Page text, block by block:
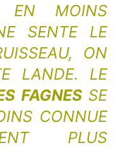
EN MOINS
SENTE LE
ON
LANDE. LE
FAGNESSE
CONNUE
PLUS